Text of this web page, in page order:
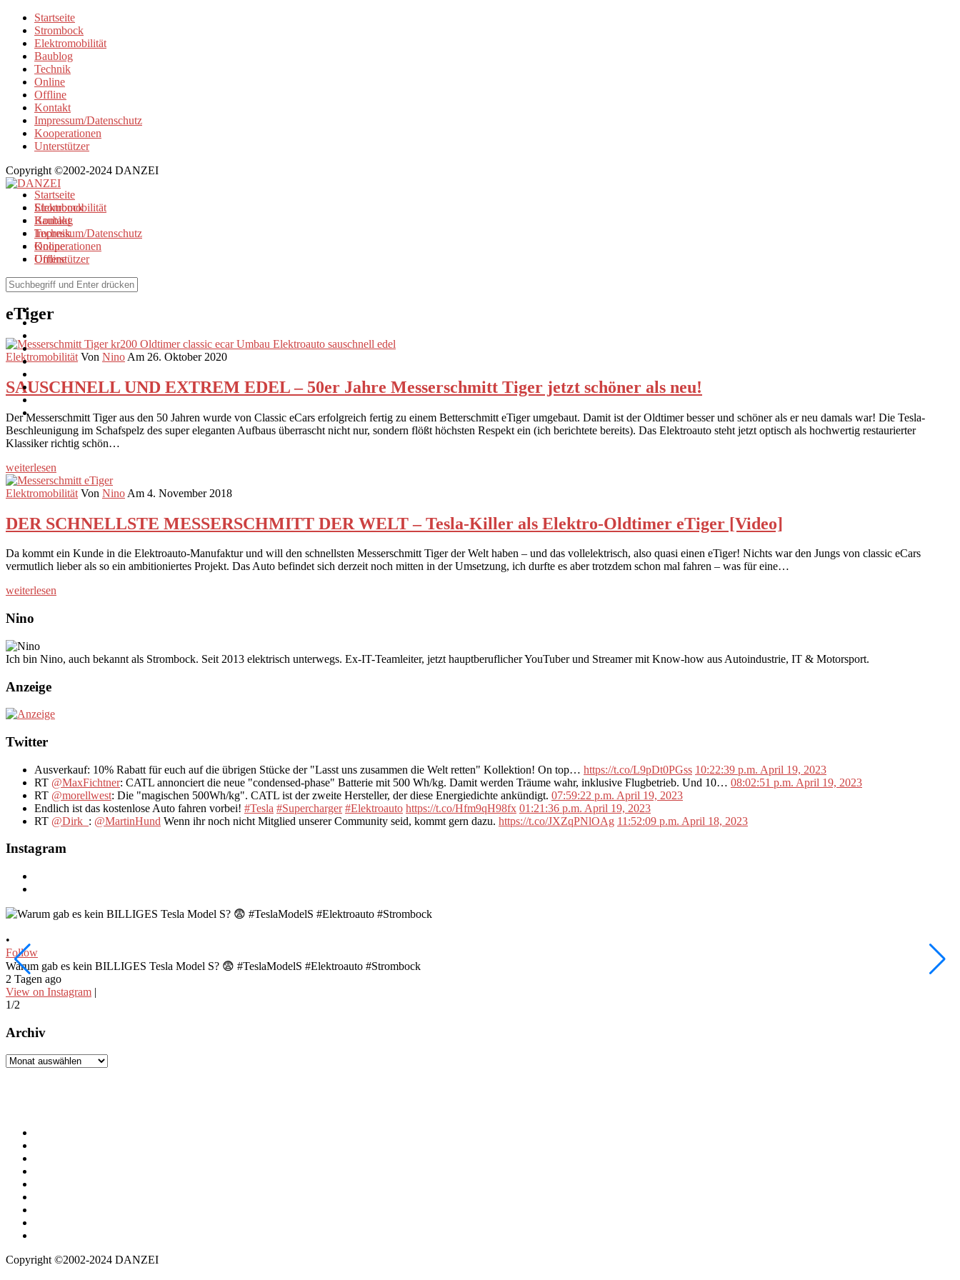
Startseite
Strombock
Elektromobilität
Baublog
Technik
Online
Offline
Kontakt
Impressum/Datenschutz
Kooperationen
Unterstützer
Copyright ©2002-2024 DANZEI
Startseite
Strombock
Kontakt
Impressum/Datenschutz
Kooperationen
Unterstützer
Elektromobilität
Baublog
Technik
Online
Offline
Browse Tag
eTiger
Elektromobilität Von Nino Am 26. Oktober 2020
SAUSCHNELL UND EXTREM EDEL – 50er Jahre Messerschmitt Tiger jetzt schöner als neu!
Der Messerschmitt Tiger aus den 50 Jahren wurde von Classic eCars erfolgreich fertig zu einem Betterschmitt eTiger umgebaut. Damit ist der Oldtimer besser und schöner als er neu damals war! Die Tesla-
Beschleunigung im Schafspelz des super eleganten Aufbaus überrascht nicht nur, sondern flößt höchsten Respekt ein (ich berichtete bereits). Das Elektroauto steht jetzt optisch als hochwertig restaurierter
Klassiker richtig schön…
weiterlesen
Elektromobilität Von Nino Am 4. November 2018
DER SCHNELLSTE MESSERSCHMITT DER WELT – Tesla-Killer als Elektro-Oldtimer eTiger [Video]
Da kommt ein Kunde in die Elektroauto-Manufaktur und will den schnellsten Messerschmitt Tiger der Welt haben – und das vollelektrisch, also quasi einen eTiger! Nichts war den Jungs von classic eCars
vermutlich lieber als so ein ambitioniertes Projekt. Das Auto befindet sich derzeit noch mitten in der Umsetzung, ich durfte es aber trotzdem schon mal fahren – was für eine…
weiterlesen
Nino
Ich bin Nino, auch bekannt als Strombock. Seit 2013 elektrisch unterwegs. Ex-IT-Teamleiter, jetzt hauptberuflicher YouTuber und Streamer mit Know-how aus Autoindustrie, IT & Motorsport.
Anzeige
Twitter
Ausverkauf: 10% Rabatt für euch auf die übrigen Stücke der "Lasst uns zusammen die Welt retten" Kollektion! On top… https://t.co/L9pDt0PGss 10:22:39 p.m. April 19, 2023
RT @MaxFichtner: CATL annonciert die neue "condensed-phase" Batterie mit 500 Wh/kg. Damit werden Träume wahr, inklusive Flugbetrieb. Und 10… 08:02:51 p.m. April 19, 2023
RT @morellwest: Die "magischen 500Wh/kg". CATL ist der zweite Hersteller, der diese Energiedichte ankündigt. 07:59:22 p.m. April 19, 2023
Endlich ist das kostenlose Auto fahren vorbei! #Tesla #Supercharger #Elektroauto https://t.co/Hfm9qH98fx 01:21:36 p.m. April 19, 2023
RT @Dirk_ : @MartinHund Wenn ihr noch nicht Mitglied unserer Community seid, kommt gern dazu. https://t.co/JXZqPNlOAg 11:52:09 p.m. April 18, 2023
Instagram
•
Follow
Warum gab es kein BILLIGES Tesla Model S? 😨 #TeslaModelS #Elektroauto #Strombock
2 Tagen ago
View on Instagram |
1/2
Archiv
Archiv
Copyright ©2002-2024 DANZEI